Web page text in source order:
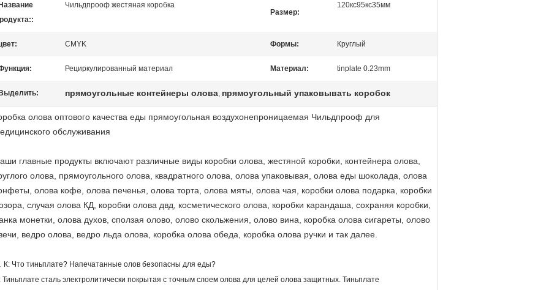
Чильдпрооф жестяная коробка
Размер:
120кс95кс35мм
CMYK Формы: Круглый
Рециркулированный материал Материал: tinplate 0.23mm
прямоугольные контейнеры олова, прямоугольный упаковывать коробок
олова оптового качества еды прямоугольная воздухонепроницаемая Чильдпрооф для
обслуживания
главные продукты включают различные виды коробки олова, жестяной коробки, контейнера олова,
олова, прямоугольного олова, квадратного олова, олова упаковывая, олова еды шоколада, олова
олова кофе, олова печенья, олова торта, олова мяты, олова чая, коробки олова подарка, коробки
случая олова КД, коробки олова двд, косметического олова, коробки карандаша, сохраняя коробки,
монетки, олова духов, сползая олово, олово скольжения, олово вина, коробка олова сигареты, олово
ведро олова, ведро льда олова, коробка олова обеда, коробка олова ручки и так далее.
К: Что тиньплате? Напечатанные олов безопасны для еды?
Тиньплате сталь электролитически покрытая с точным слоем олова для целей олова защитных. Тиньплате